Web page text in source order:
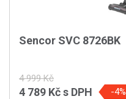
Sencor SVC 8726BK
4 999 Kč
4 789 Kčs DPH -4%